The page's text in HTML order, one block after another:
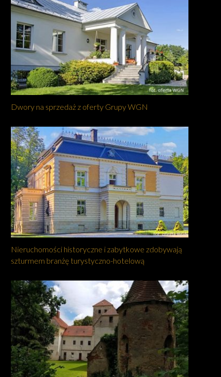
Dwory na sprzedaż z oferty Grupy WGN
Nieruchomości historyczne i zabytkowe zdobywają
szturmem branżę turystyczno-hotelową